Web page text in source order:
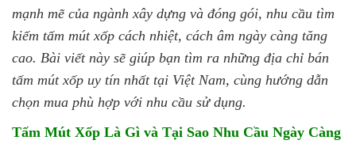
mạnh mẽ của ngành xây dựng và đóng gói, nhu cầu tìm
kiếm tấm mút xốp cách nhiệt, cách âm ngày càng tăng
cao. Bài viết này sẽ giúp bạn tìm ra những địa chỉ bán
tấm mút xốp uy tín nhất tại Việt Nam, cùng hướng dẫn
chọn mua phù hợp với nhu cầu sử dụng.
Tấm Mút Xốp Là Gì và Tại Sao Nhu Cầu Ngày Càng